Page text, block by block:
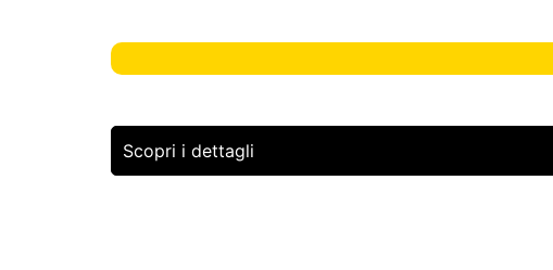
Scopri i dettagli